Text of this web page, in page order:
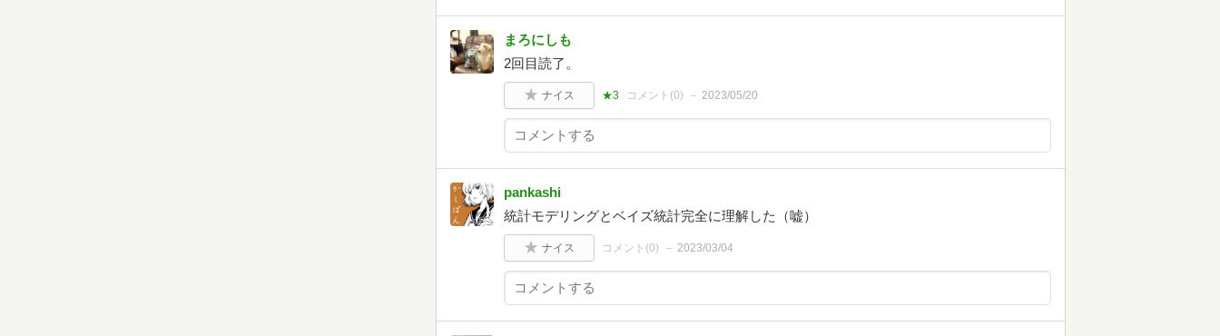
まろにしも
2回目読了。
ナイス ★3 コメント(0) 2023/05/20
pankashi
統計モデリングとベイズ統計完全に理解した（嘘）
ナイス コメント(0) 2023/03/04